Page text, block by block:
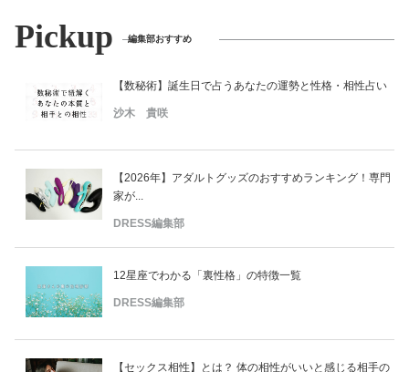
Pickup 編集部おすすめ
【数秘術】誕生日で占うあなたの運勢と性格・相性占い
沙木 貴咲
【2026年】アダルトグッズのおすすめランキング！専門
家が...
DRESS編集部
12星座でわかる「裏性格」の特徴一覧
DRESS編集部
【セックス相性】とは？ 体の相性がいいと感じる相手の